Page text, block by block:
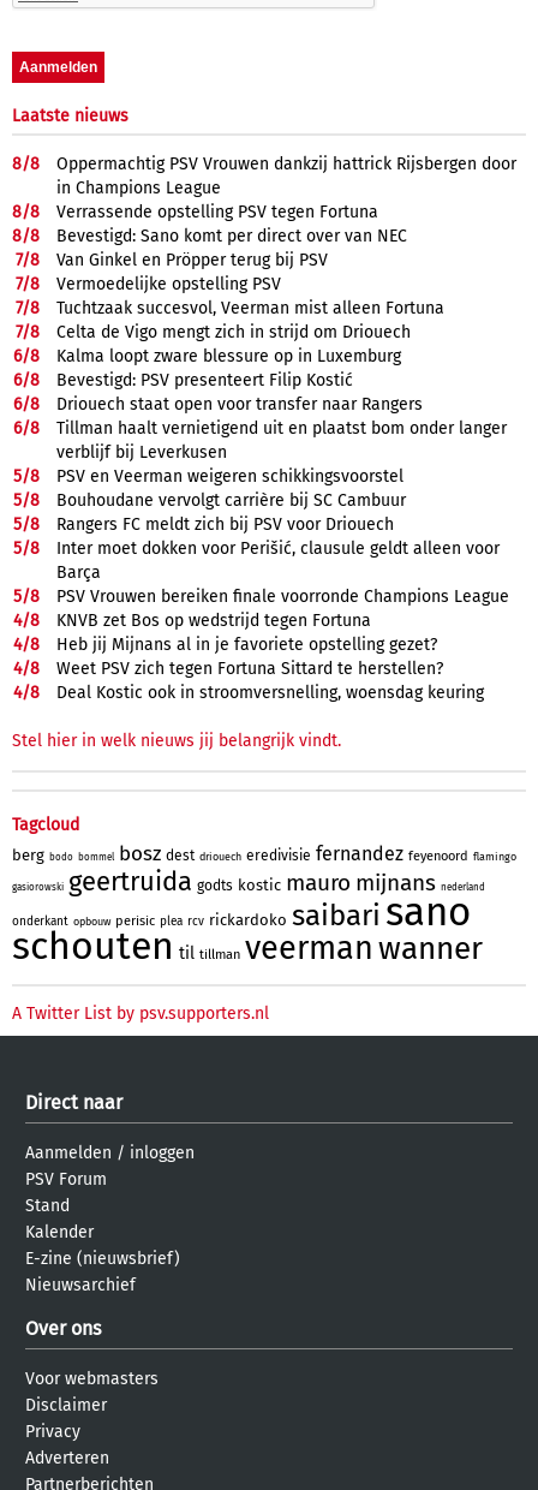
Laatste nieuws
8/8
Oppermachtig PSV Vrouwen dankzij hattrick Rijsbergen door
in Champions League
8/8
Verrassende opstelling PSV tegen Fortuna
8/8
Bevestigd: Sano komt per direct over van NEC
7/8
Van Ginkel en Pröpper terug bij PSV
7/8
Vermoedelijke opstelling PSV
7/8
Tuchtzaak succesvol, Veerman mist alleen Fortuna
7/8
Celta de Vigo mengt zich in strijd om Driouech
6/8
Kalma loopt zware blessure op in Luxemburg
6/8
Bevestigd: PSV presenteert Filip Kostić
6/8
Driouech staat open voor transfer naar Rangers
6/8
Tillman haalt vernietigend uit en plaatst bom onder langer
verblijf bij Leverkusen
5/8
PSV en Veerman weigeren schikkingsvoorstel
5/8
Bouhoudane vervolgt carrière bij SC Cambuur
5/8
Rangers FC meldt zich bij PSV voor Driouech
5/8
Inter moet dokken voor Perišić, clausule geldt alleen voor
Barça
5/8
PSV Vrouwen bereiken finale voorronde Champions League
4/8
KNVB zet Bos op wedstrijd tegen Fortuna
4/8
Heb jij Mijnans al in je favoriete opstelling gezet?
4/8
Weet PSV zich tegen Fortuna Sittard te herstellen?
4/8 Deal Kostic ook in stroomversnelling, woensdag keuring
Stel hier in welk nieuws jij belangrijk vindt.
Tagcloud
berg bodo bommel bosz dest driouech eredivisie fernandez feyenoord flamingo
gasiorowski geertruida godts kostic mauro mijnans nederland
onderkant opbouw perisic plea rcv rickardoko saibari sano
schouten til tillman veermanwanner
A Twitter List by psv.supporters.nl
Direct naar
Aanmelden / inloggen
PSV Forum
Stand
Kalender
E-zine (nieuwsbrief)
Nieuwsarchief
Over ons
Voor webmasters
Disclaimer
Privacy
Adverteren
Partnerberichten